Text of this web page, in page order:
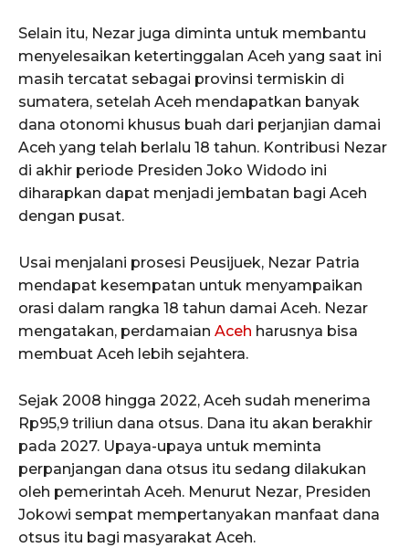
Selain itu, Nezar juga diminta untuk membantu
menyelesaikan ketertinggalan Aceh yang saat ini
masih tercatat sebagai provinsi termiskin di
sumatera, setelah Aceh mendapatkan banyak
dana otonomi khusus buah dari perjanjian damai
Aceh yang telah berlalu 18 tahun. Kontribusi Nezar
di akhir periode Presiden Joko Widodo ini
diharapkan dapat menjadi jembatan bagi Aceh
dengan pusat.
Usai menjalani prosesi Peusijuek, Nezar Patria
mendapat kesempatan untuk menyampaikan
orasi dalam rangka 18 tahun damai Aceh. Nezar
mengatakan, perdamaian Aceh harusnya bisa
membuat Aceh lebih sejahtera.
Sejak 2008 hingga 2022, Aceh sudah menerima
Rp95,9 triliun dana otsus. Dana itu akan berakhir
pada 2027. Upaya-upaya untuk meminta
perpanjangan dana otsus itu sedang dilakukan
oleh pemerintah Aceh. Menurut Nezar, Presiden
Jokowi sempat mempertanyakan manfaat dana
otsus itu bagi masyarakat Aceh.